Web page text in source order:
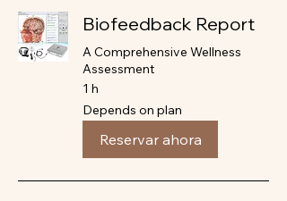
Biofeedback Report
A Comprehensive Wellness
Assessment
1 h
Depends
on
plan
Depends on plan
Reservar ahora